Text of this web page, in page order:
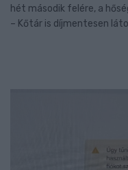
hét második felére, a
– Kőtár is díjmentesen